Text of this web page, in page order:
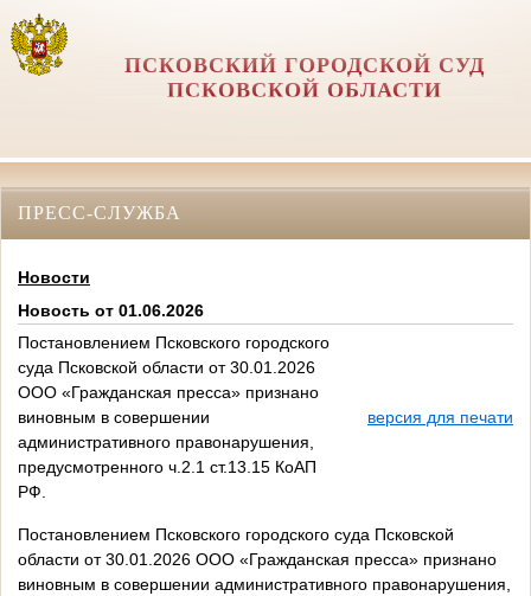
ПСКОВСКИЙ ГОРОДСКОЙ СУД
ПСКОВСКОЙ ОБЛАСТИ
ПРЕСС-СЛУЖБА
Новости
Новость от 01.06.2026
Постановлением Псковского городского
суда Псковской области от 30.01.2026
ООО «Гражданская пресса» признано
виновным в совершении
административного правонарушения,
предусмотренного ч.2.1 ст.13.15 КоАП
РФ.
версия для печати
Постановлением Псковского городского суда Псковской
области от 30.01.2026 ООО «Гражданская пресса» признано
виновным в совершении административного правонарушения,